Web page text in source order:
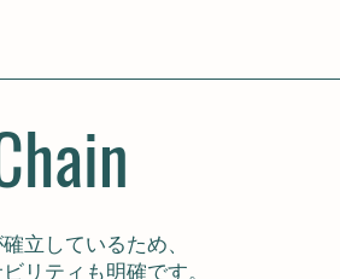
立しているため、
リティも明確です。